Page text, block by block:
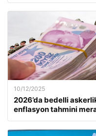
10/12/2025
2026’da bedelli
enflasyon tahmini